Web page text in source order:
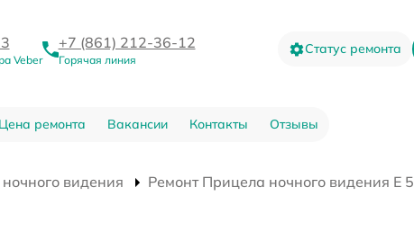
Veber
+7 (861) 212-36-12
Горячая линия
Статус ремонта
Цена ремонта Вакансии Контакты Отзывы
видения
Ремонт Прицела ночного видения E